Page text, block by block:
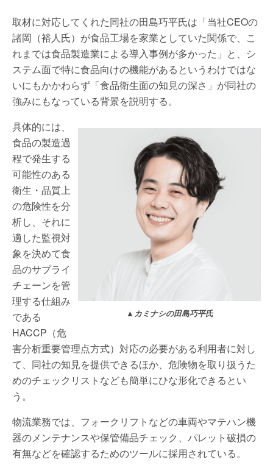
取材に対応してくれた同社の田島巧平氏は「当社CEOの
諸岡（裕人氏）が食品工場を家業としていた関係で、こ
れまでは食品製造業による導入事例が多かった」と、シ
ステム面で特に食品向けの機能があるというわけではな
いにもかかわらず「食品衛生面の知見の深さ」が同社の
強みにもなっている背景を説明する。
▲カミナシの田島巧平氏
具体的には、
食品の製造過
程で発生する
可能性のある
衛生・品質上
の危険性を分
析し、それに
適した監視対
象を決めて食
品のサプライ
チェーンを管
理する仕組み
である
HACCP（危
害分析重要管理点方式）対応の必要がある利用者に対し
て、同社の知見を提供できるほか、危険物を取り扱うた
めのチェックリストなども簡単にひな形化できるとい
う。
物流業務では、フォークリフトなどの車両やマテハン機
器のメンテナンスや保管備品チェック、パレット破損の
有無などを確認するためのツールに採用されている。